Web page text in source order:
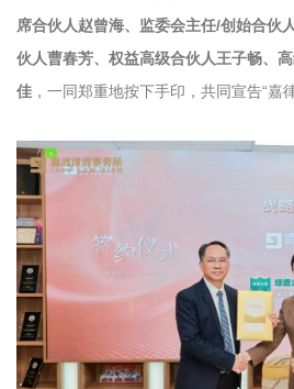
席合伙人赵曾海、监委会主任/创始合伙
伙人曹春芳、权益高级合伙人王子畅、
佳 ，一同郑重地按下手印，共同宣告“嘉